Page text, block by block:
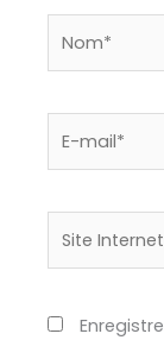
mail*
Internet